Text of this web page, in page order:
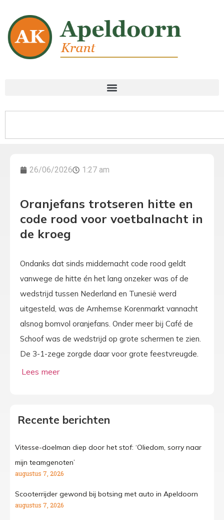
26/06/2026 1:27 am
Oranjefans trotseren hitte en
code rood voor voetbalnacht in
de kroeg
Ondanks dat sinds middernacht code rood geldt
vanwege de hitte én het lang onzeker was of de
wedstrijd tussen Nederland en Tunesië werd
uitgesteld, was de Arnhemse Korenmarkt vannacht
alsnog bomvol oranjefans. Onder meer bij Café de
Schoof was de wedstrijd op grote schermen te zien.
De 3-1-zege zorgde daar voor grote feestvreugde.
Recente berichten
Vitesse-doelman diep door het stof: ‘Oliedom, sorry naar
mijn teamgenoten’
augustus 7, 2026
Scooterrijder gewond bij botsing met auto in Apeldoorn
augustus 7, 2026